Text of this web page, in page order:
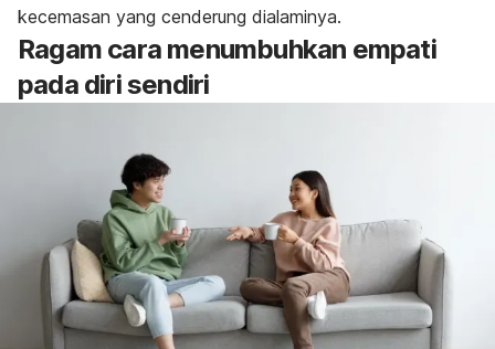
kecemasan yang cenderung dialaminya.
Ragam cara menumbuhkan empati
pada diri sendiri